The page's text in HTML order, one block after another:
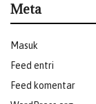
Perkebunan
Selanjutnya,
Merauke untuk
Meta
Masuk
Feed entri
Feed komentar